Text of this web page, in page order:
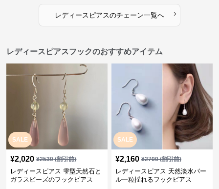
レディースピアスのチェーン一覧へ ›
レディースピアスフックのおすすめアイテム
SALE
¥2,020 ¥2530(割引前)
レディースピアス 雫型天然石と
ガラスビーズのフックピアス
SALE
¥2,160 ¥2700(割引前)
レディースピアス 天然淡水パー
ル一粒揺れるフックピアス